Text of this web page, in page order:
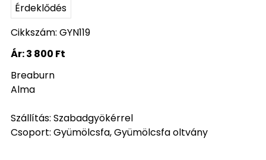
Érdeklődés
Cikkszám: GYN119
Ár:3 800 Ft
Breaburn
Alma
Szállítás: Szabadgyökérrel
Csoport: Gyümölcsfa, Gyümölcsfa oltvány